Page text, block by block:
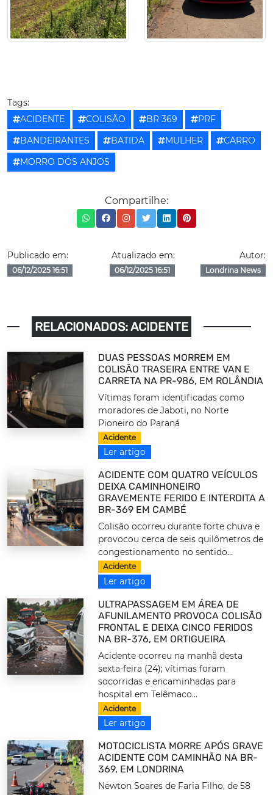
Tags:
ACIDENTE
COLISÃO BR 369
PRF
BANDEIRANTES
BATIDA MULHER
CARRO
MORRO DOS ANJOS
Compartilhe:
Publicado em:
06/12/2025 16:51
Atualizado em:
06/12/2025 16:51
Autor:
Londrina News
RELACIONADOS: ACIDENTE
DUAS PESSOAS MORREM EM
COLISÃO TRASEIRA ENTRE VAN E
CARRETA NA PR-986, EM ROLÂNDIA
Vítimas foram identificadas como
moradores de Jaboti, no Norte
Pioneiro do Paraná
Acidente
Ler artigo
ACIDENTE COM QUATRO VEÍCULOS
DEIXA CAMINHONEIRO
GRAVEMENTE FERIDO E INTERDITA A
BR-369 EM CAMBÉ
Colisão ocorreu durante forte chuva e
provocou cerca de seis quilômetros de
congestionamento no sentido...
Acidente
Ler artigo
ULTRAPASSAGEM EM ÁREA DE
AFUNILAMENTO PROVOCA COLISÃO
FRONTAL E DEIXA CINCO FERIDOS
NA BR-376, EM ORTIGUEIRA
Acidente ocorreu na manhã desta
sexta-feira (24); vítimas foram
socorridas e encaminhadas para
hospital em Telêmaco...
Acidente
Ler artigo
MOTOCICLISTA MORRE APÓS GRAVE
ACIDENTE COM CAMINHÃO NA BR-
369, EM LONDRINA
Newton Soares de Faria Filho, de 58